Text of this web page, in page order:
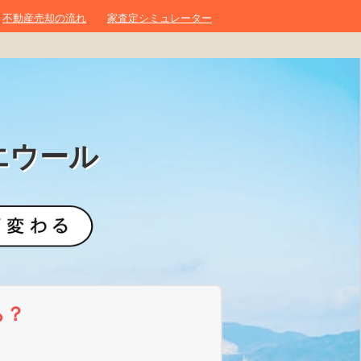
不動産売却の流れ 家査定シミュレーター
ウール